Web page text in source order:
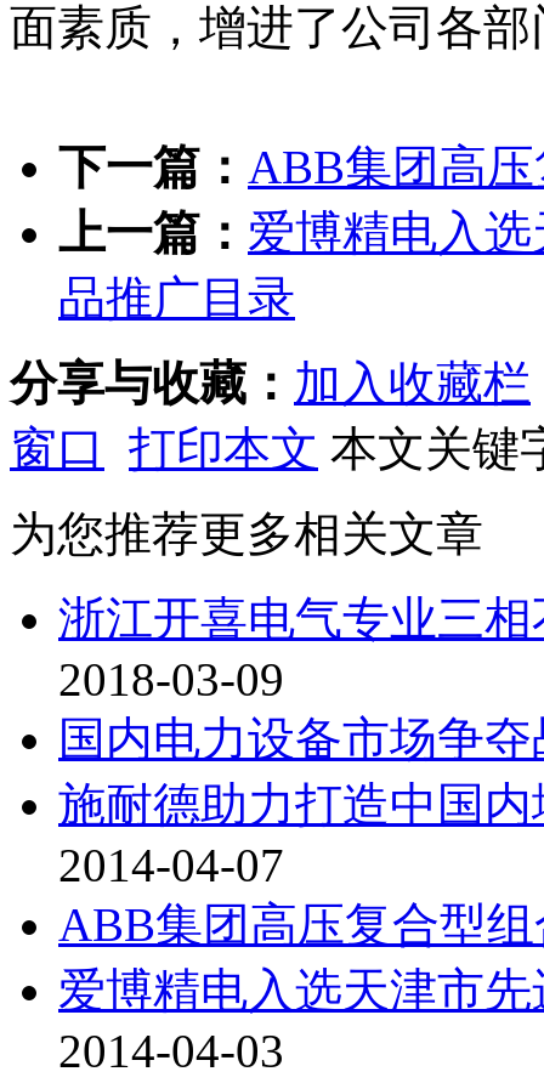
面素质，增进了公司各
下一篇： ABB集团高
上一篇： 爱博精电入
品推广目录
分享与收藏： 加入收藏栏
窗口
打印本文 本文关键
为您推荐更多相关文章
浙江开喜电气专业三
2018-03-09
国内电力设备市场争
施耐德助力打造中国
2014-04-07
ABB集团高压复合型
爱博精电入选天津市
2014-04-03